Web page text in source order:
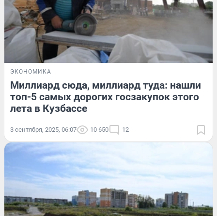
ЭКОНОМИКА
Миллиард сюда, миллиард туда: нашли
топ-5 самых дорогих госзакупок этого
лета в Кузбассе
3 сентября, 2025, 06:07 10 650 12